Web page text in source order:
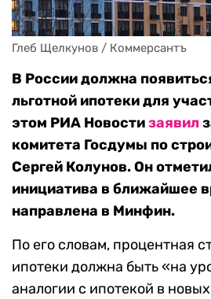
Глеб Щелкунов / Коммерсантъ
В России должна
льготной ипотеки для
этом РИА Новостизаявил
комитета Госдумы по
Сергей Колунов. Он
инициатива в ближайшее
направлена в Минфин.
По его словам, процентная
ипотеки должна быть «на
аналогии с ипотекой в